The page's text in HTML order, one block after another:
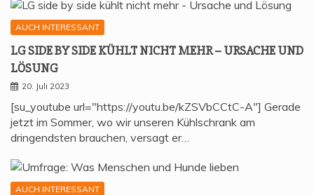
AUCH INTERESSANT
LG SIDE BY SIDE KÜHLT NICHT MEHR – URSA­CHE UND
LÖSUNG
20. Juli 2023
[su_youtube url="https://youtu.be/kZSVbCCtC-A"] Gerade
jetzt im Sommer, wo wir unseren Kühlschrank am
dringendsten brauchen, versagt er…
AUCH INTERESSANT